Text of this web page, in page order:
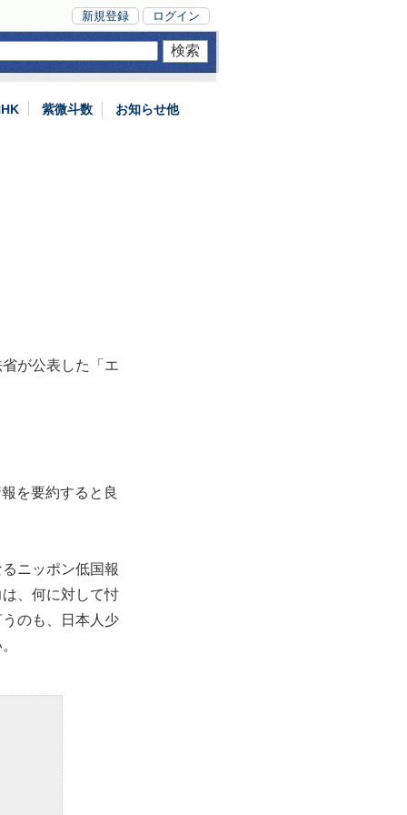
新規登録 ログイン
紫微斗数 お知らせ他
が公表した「エ
を要約すると良
ニッポン低国報
、何に対して忖
のも、日本人少